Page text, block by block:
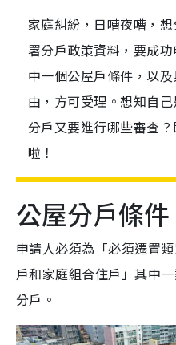
家庭糾紛，日嘈夜嘈，
署分戶政策資料，要成
中一個公屋戶條件，以
由，方可受理。想知自
分戶又要進行哪些審查
啦！
公屋分戶條件
申請人必須為「必須遷置
戶和家庭組合住戶」其中
分戶。